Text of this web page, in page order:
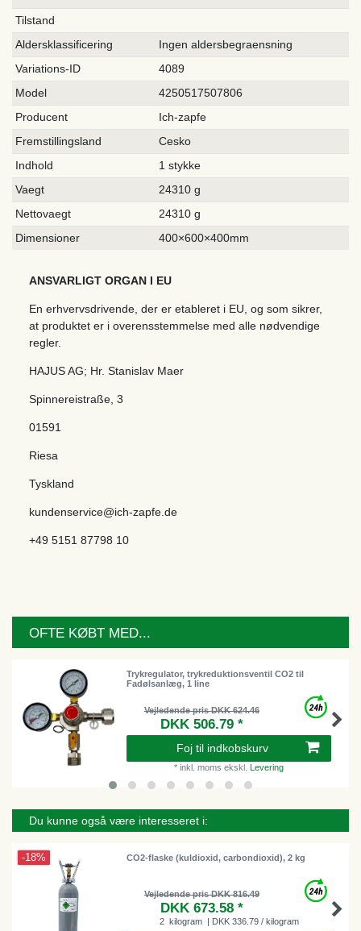
Tilstand
Aldersklassificering
Ingen aldersbegraensning
Variations-ID
4089
Model
4250517507806
Producent
Ich-zapfe
Fremstillingsland
Cesko
Indhold
1 stykke
Vaegt
24310 g
Nettovaegt
24310 g
Dimensioner
400×600×400mm
ANSVARLIGT ORGAN I EU
En erhvervsdrivende, der er etableret i EU, og som sikrer,
at produktet er i overensstemmelse med alle nødvendige
regler.
HAJUS AG; Hr. Stanislav Maer
Spinnereistraße, 3
01591
Riesa
Tyskland
kundenservice@ich-zapfe.de
+49 5151 87798 10
OFTE KØBT MED...
Trykregulator, trykreduktionsventil CO2 til
Fadølsanlæg, 1 line
Vejledende pris DKK 624.46
DKK 506.79 *
Foj til indkobskurv
* inkl. moms ekskl. Levering
Du kunne også være interesseret i:
-18% CO2-flaske (kuldioxid, carbondioxid), 2 kg
Vejledende pris DKK 816.49
DKK 673.58 *
2 kilogram | DKK 336.79 / kilogram